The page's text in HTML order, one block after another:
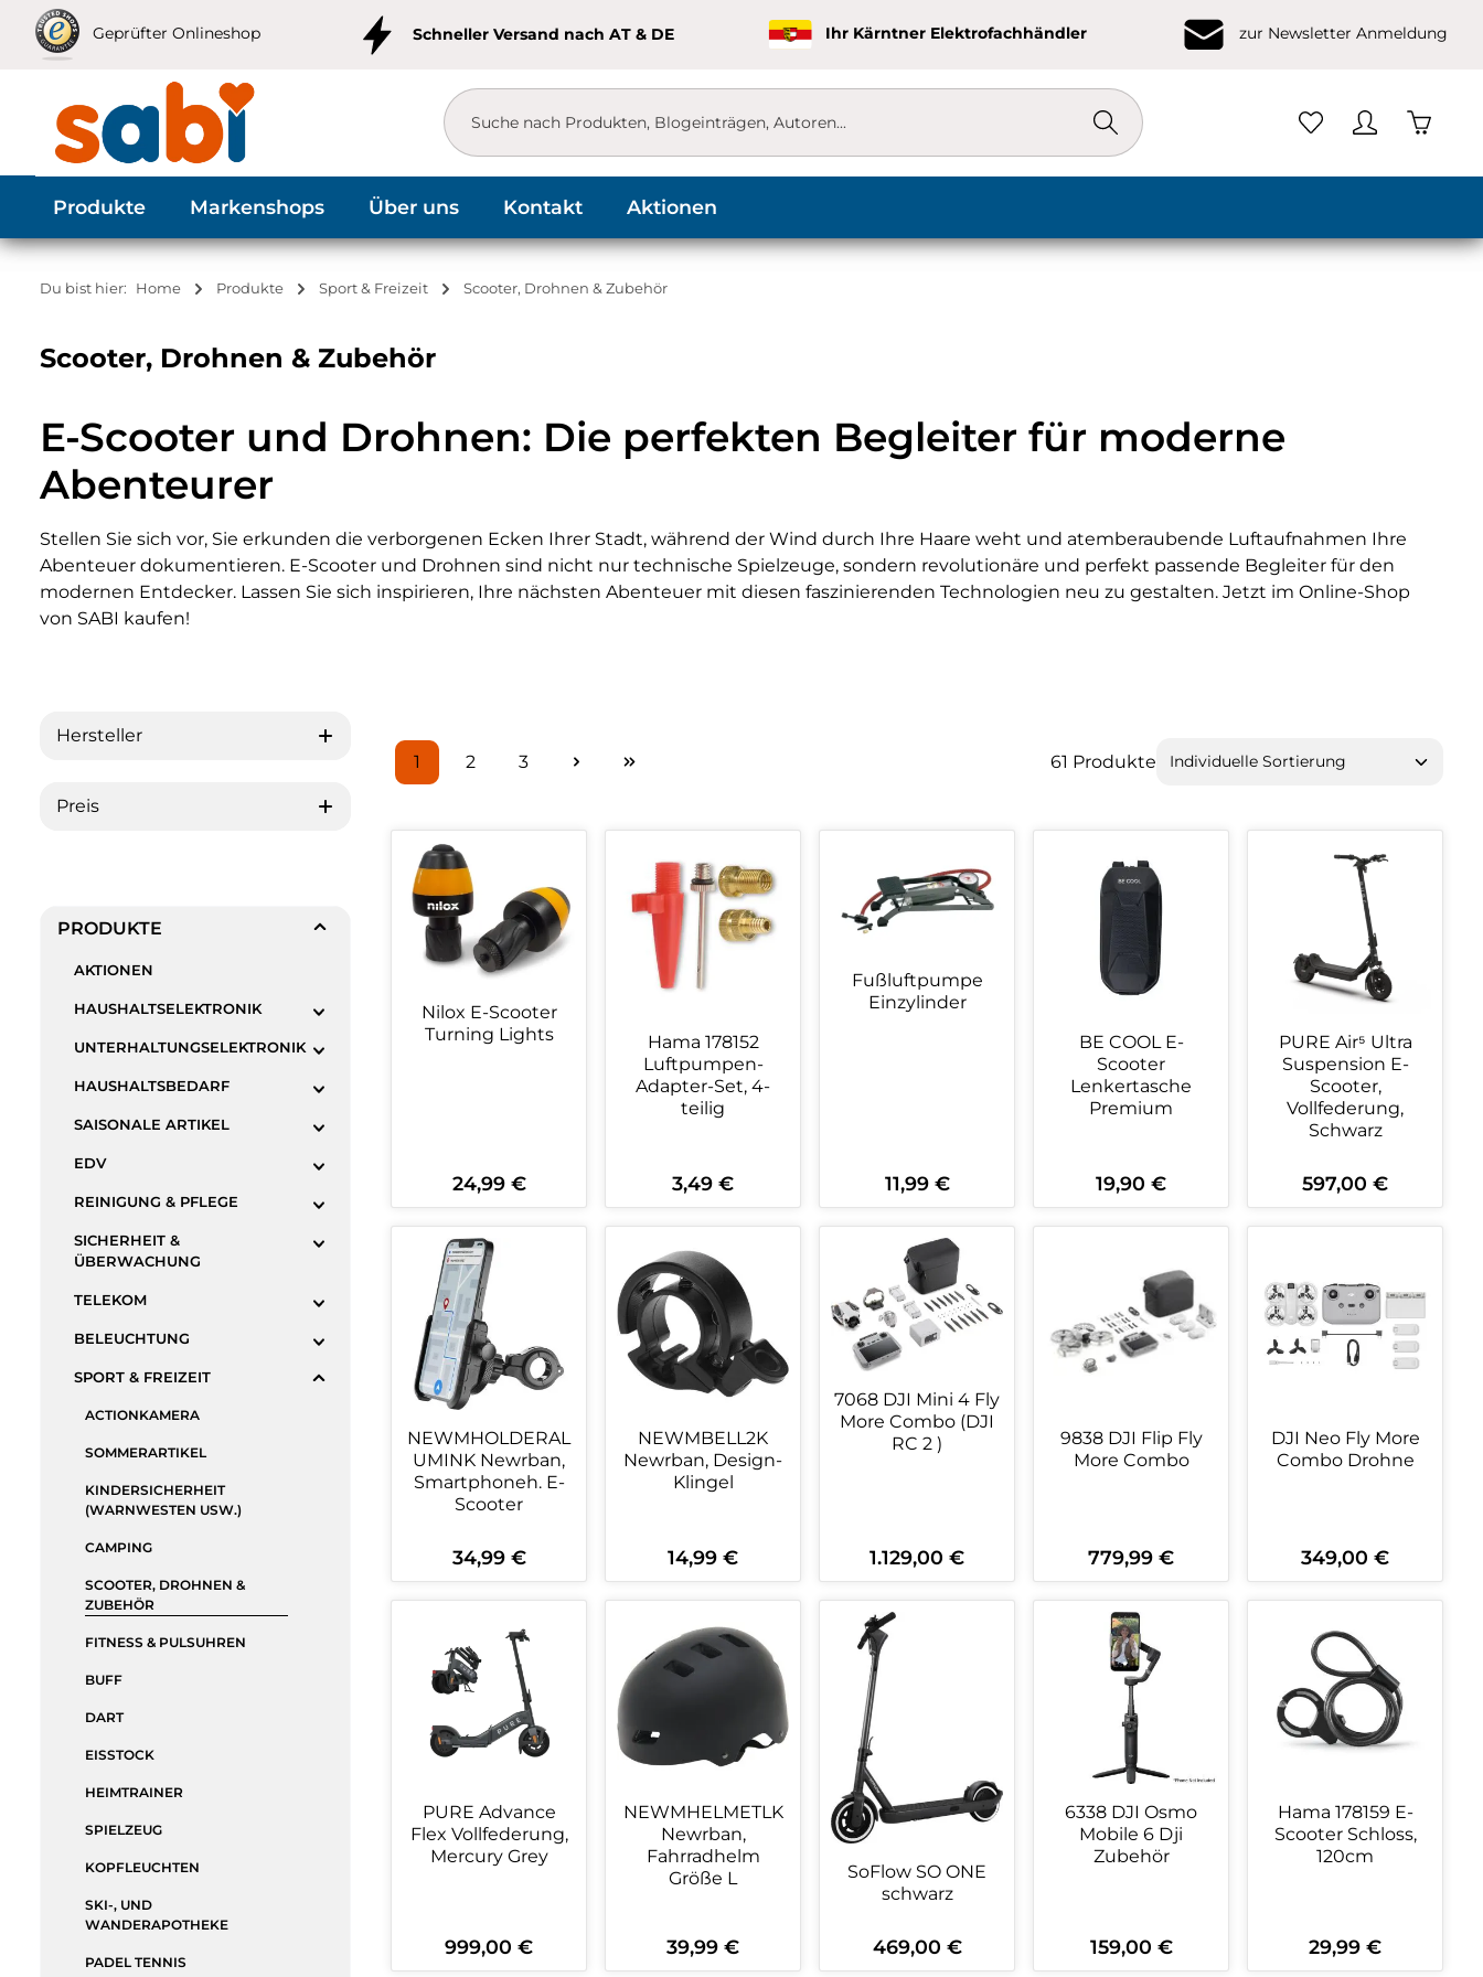
Hauptinhalt springen
Zur Suche springen
Zur Hauptnavigation springen
Geprüfter Onlineshop Schneller Versand nach AT & DE Ihr Kärntner Elektrofachhändler zur Newsletter Anmeldung
Produkte Markenshops Über uns Kontakt Aktionen
Du bist hier: Home Produkte Sport & Freizeit Scooter, Drohnen & Zubehör
Scooter, Drohnen & Zubehör
E-Scooter und Drohnen: Die perfekten Begleiter für moderne
Abenteurer
Stellen Sie sich vor, Sie erkunden die verborgenen Ecken Ihrer Stadt, während der Wind durch Ihre Haare weht und atemberaubende Luftaufnahmen Ihre
Abenteuer dokumentieren. E-Scooter und Drohnen sind nicht nur technische Spielzeuge, sondern revolutionäre und perfekt passende Begleiter für den
modernen Entdecker. Lassen Sie sich inspirieren, Ihre nächsten Abenteuer mit diesen faszinierenden Technologien neu zu gestalten. Jetzt im Online-Shop
von SABI kaufen!
Hersteller
Preis
PRODUKTE
AKTIONEN
HAUSHALTSELEKTRONIK
UNTERHALTUNGSELEKTRONIK
HAUSHALTSBEDARF
SAISONALE ARTIKEL
EDV
REINIGUNG & PFLEGE
SICHERHEIT &
ÜBERWACHUNG
TELEKOM
BELEUCHTUNG
SPORT & FREIZEIT
ACTIONKAMERA
SOMMERARTIKEL
KINDERSICHERHEIT
(WARNWESTEN USW.)
CAMPING
SCOOTER, DROHNEN &
ZUBEHÖR
FITNESS & PULSUHREN
BUFF
DART
EISSTOCK
HEIMTRAINER
SPIELZEUG
KOPFLEUCHTEN
SKI-, UND
WANDERAPOTHEKE
PADEL TENNIS
Seite
1
Seite
2
Seite
3 61 Produkte
Nilox E-Scooter
Turning Lights
Regulärer Preis:
24,99 €
Produkt Anzahl: Gib den gewünschten Wert ein oder benutze die
Hama 178152
Luftpumpen-
Adapter-Set, 4-
teilig
Regulärer Preis:
3,49 €
Produkt Anzahl: Gib den gewünschten Wert ein oder benutze
Fußluftpumpe
Einzylinder
Regulärer Preis:
11,99 €
Produkt Anzahl: Gib den gewünschten Wert
BE COOL E-
Scooter
Lenkertasche
Premium
Regulärer Preis:
19,90 €
PURE Air⁵ Ultra
Suspension E-
Scooter,
Vollfederung,
Schwarz
Regulärer Preis:
597,00 €
NEWMHOLDERAL
UMINK Newrban,
Smartphoneh. E-
Scooter
Regulärer Preis:
34,99 €
Produkt Anzahl: Gib den gewünschten Wert ein oder benutze die
NEWMBELL2K
Newrban, Design-
Klingel
Regulärer Preis:
14,99 €
Produkt Anzahl: Gib den gewünschten Wert ein oder benutze
7068 DJI Mini 4 Fly
More Combo (DJI
RC 2 )
Regulärer Preis:
1.129,00 €
Produkt Anzahl: Gib den gewünschten Wert
9838 DJI Flip Fly
More Combo
Regulärer Preis:
779,99 €
Produkt Anzahl: Gib den
DJI Neo Fly More
Combo Drohne
Regulärer Preis:
349,00 €
PURE Advance
Flex Vollfederung,
Mercury Grey
Regulärer Preis:
999,00 €
NEWMHELMETLK
Newrban,
Fahrradhelm
Größe L
Regulärer Preis:
39,99 €
SoFlow SO ONE
schwarz
Regulärer Preis:
469,00 €
6338 DJI Osmo
Mobile 6 Dji
Zubehör
Regulärer Preis:
159,00 €
Hama 178159 E-
Scooter Schloss,
120cm
Regulärer Preis:
29,99 €